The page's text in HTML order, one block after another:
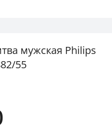
мужская Philips
55